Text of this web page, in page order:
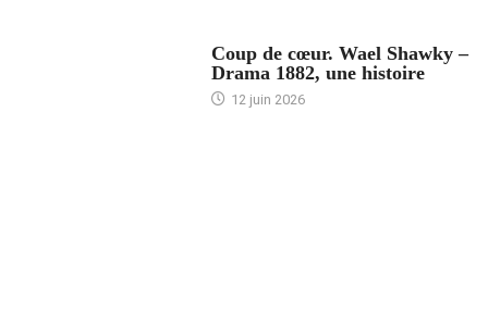
Coup de cœur. Wael Shawky –
Drama 1882, une histoire
12 juin 2026